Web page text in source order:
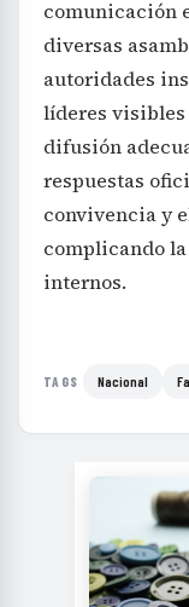
comunicación
diversas
autoridades
líderes visibles
difusión
respuestas
convivencia y
complicando
internos.
TAGS Nacional